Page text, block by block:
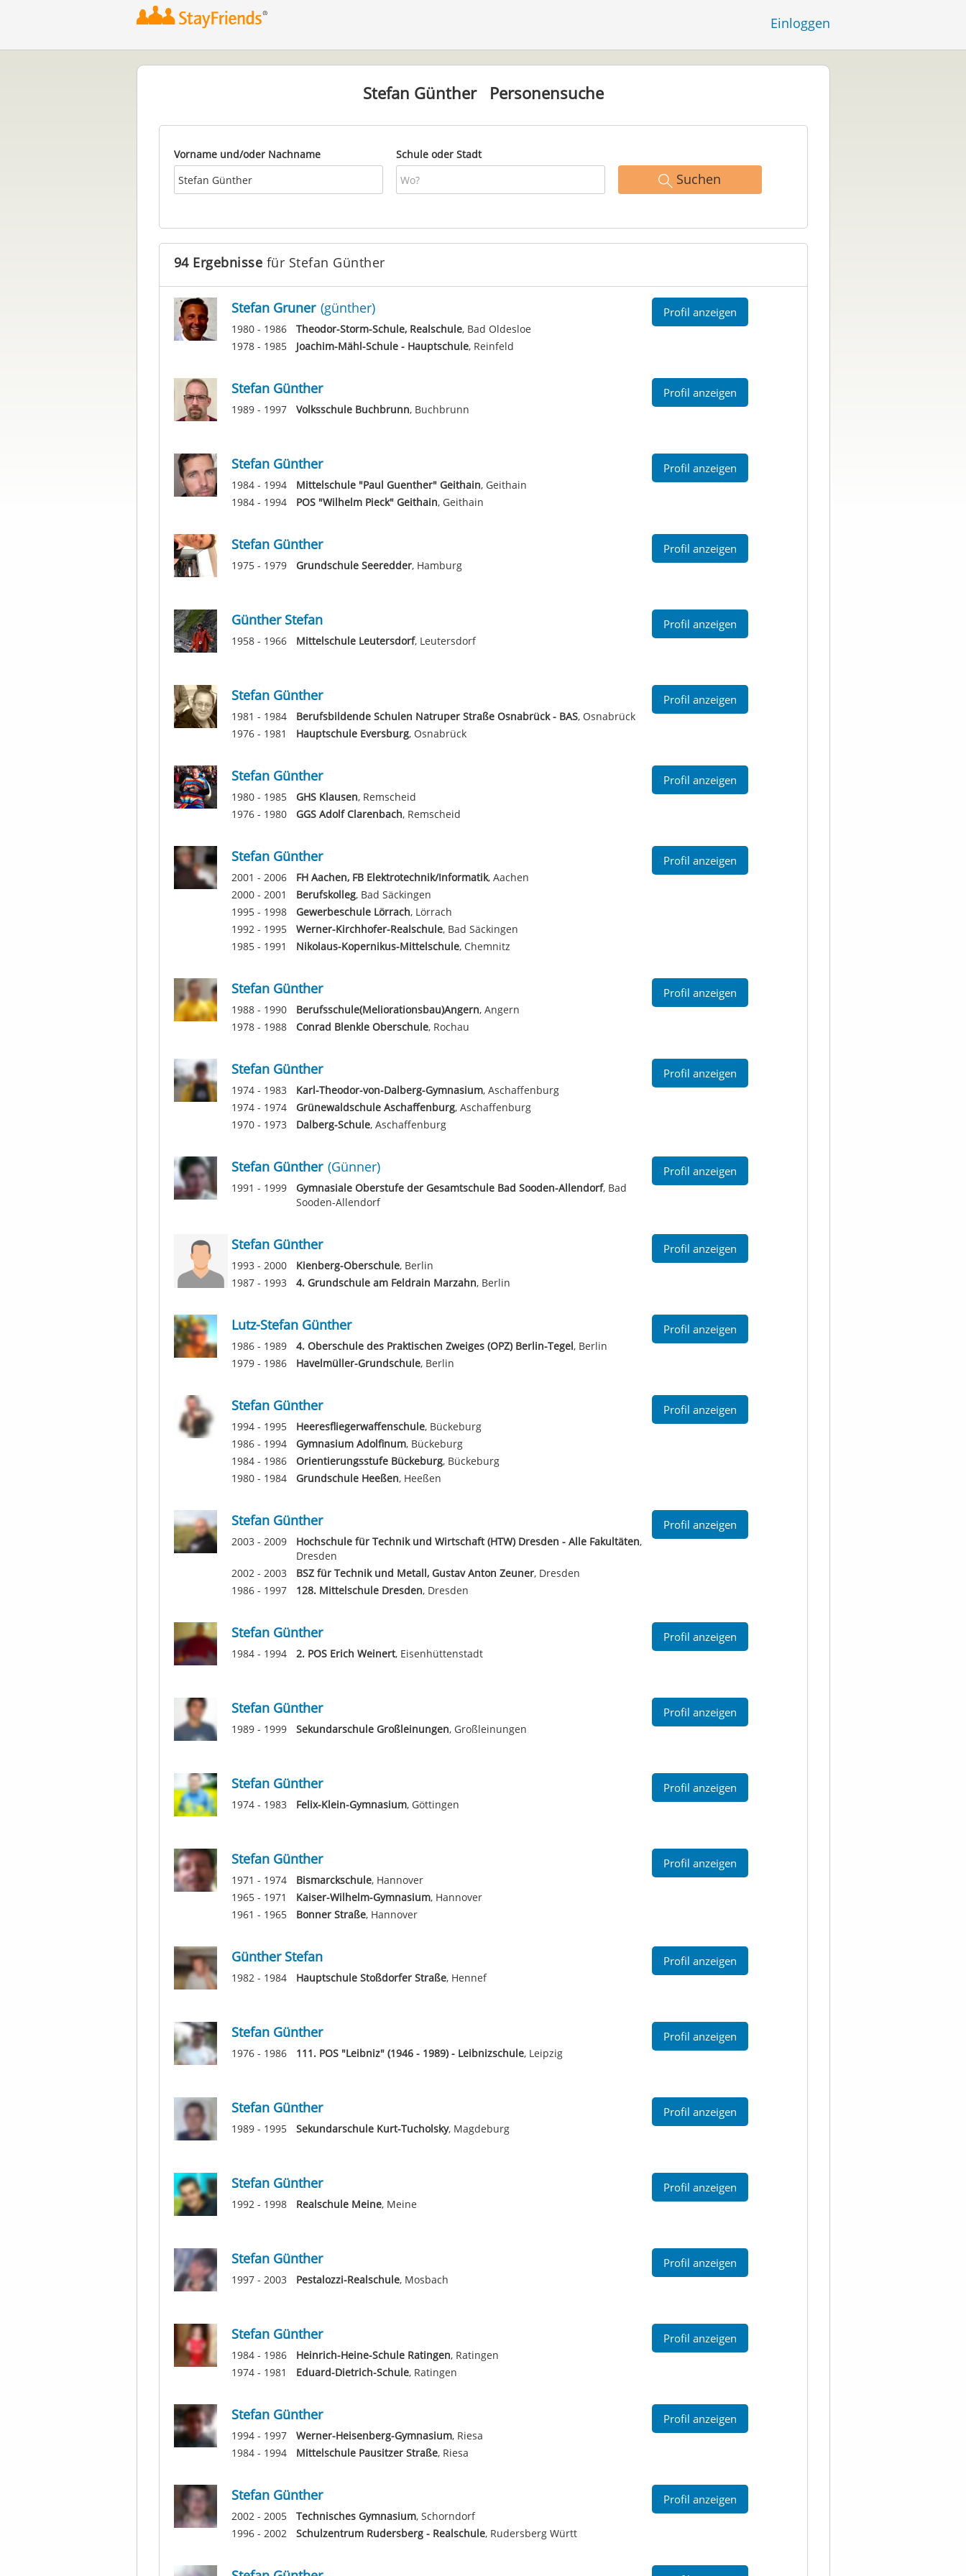
Einloggen
Stefan GüntherPersonensuche
Vorname und/oder Nachname Schule oder Stadt
Suchen
94 Ergebnisse für Stefan Günther
Stefan Gruner (günther)
1980 - 1986 Theodor-Storm-Schule, Realschule, Bad Oldesloe
1978 - 1985
Joachim-Mähl-Schule - Hauptschule, Reinfeld
Profil anzeigen
Stefan Günther
1989 - 1997 Volksschule Buchbrunn, Buchbrunn
Profil anzeigen
Stefan Günther
1984 - 1994 Mittelschule "Paul Guenther" Geithain, Geithain
1984 - 1994
POS "Wilhelm Pieck" Geithain, Geithain
Profil anzeigen
Stefan Günther
1975 - 1979 Grundschule Seeredder, Hamburg
Profil anzeigen
Günther Stefan
1958 - 1966 Mittelschule Leutersdorf, Leutersdorf
Profil anzeigen
Stefan Günther
1981 - 1984 Berufsbildende Schulen Natruper Straße Osnabrück - BAS, Osnabrück
1976 - 1981
Hauptschule Eversburg, Osnabrück
Profil anzeigen
Stefan Günther
1980 - 1985 GHS Klausen, Remscheid
1976 - 1980
GGS Adolf Clarenbach, Remscheid
Profil anzeigen
Stefan Günther
2001 - 2006 FH Aachen, FB Elektrotechnik/Informatik, Aachen
2000 - 2001
Berufskolleg, Bad Säckingen
1995 - 1998
Gewerbeschule Lörrach, Lörrach
1992 - 1995
Werner-Kirchhofer-Realschule, Bad Säckingen
1985 - 1991
Nikolaus-Kopernikus-Mittelschule, Chemnitz
Profil anzeigen
Stefan Günther
1988 - 1990 Berufsschule(Meliorationsbau)Angern, Angern
1978 - 1988
Conrad Blenkle Oberschule, Rochau
Profil anzeigen
Stefan Günther
1974 - 1983 Karl-Theodor-von-Dalberg-Gymnasium, Aschaffenburg
1974 - 1974
Grünewaldschule Aschaffenburg, Aschaffenburg
1970 - 1973
Dalberg-Schule, Aschaffenburg
Profil anzeigen
Stefan Günther (Günner)
1991 - 1999 Gymnasiale Oberstufe der Gesamtschule Bad Sooden-Allendorf, Bad
Sooden-Allendorf
Profil anzeigen
Stefan Günther
1993 - 2000 Kienberg-Oberschule, Berlin
1987 - 1993
4. Grundschule am Feldrain Marzahn, Berlin
Profil anzeigen
Lutz-Stefan Günther
1986 - 1989 4. Oberschule des Praktischen Zweiges (OPZ) Berlin-Tegel, Berlin
1979 - 1986
Havelmüller-Grundschule, Berlin
Profil anzeigen
Stefan Günther
1994 - 1995 Heeresfliegerwaffenschule, Bückeburg
1986 - 1994
Gymnasium Adolfinum, Bückeburg
1984 - 1986
Orientierungsstufe Bückeburg, Bückeburg
1980 - 1984
Grundschule Heeßen, Heeßen
Profil anzeigen
Stefan Günther
2003 - 2009 Hochschule für Technik und Wirtschaft (HTW) Dresden - Alle Fakultäten,
Dresden
2002 - 2003
BSZ für Technik und Metall, Gustav Anton Zeuner, Dresden
1986 - 1997
128. Mittelschule Dresden, Dresden
Profil anzeigen
Stefan Günther
1984 - 1994 2. POS Erich Weinert, Eisenhüttenstadt
Profil anzeigen
Stefan Günther
1989 - 1999 Sekundarschule Großleinungen, Großleinungen
Profil anzeigen
Stefan Günther
1974 - 1983 Felix-Klein-Gymnasium, Göttingen
Profil anzeigen
Stefan Günther
1971 - 1974 Bismarckschule, Hannover
1965 - 1971
Kaiser-Wilhelm-Gymnasium, Hannover
1961 - 1965
Bonner Straße, Hannover
Profil anzeigen
Günther Stefan
1982 - 1984 Hauptschule Stoßdorfer Straße, Hennef
Profil anzeigen
Stefan Günther
1976 - 1986 111. POS "Leibniz" (1946 - 1989) - Leibnizschule, Leipzig
Profil anzeigen
Stefan Günther
1989 - 1995 Sekundarschule Kurt-Tucholsky, Magdeburg
Profil anzeigen
Stefan Günther
1992 - 1998 Realschule Meine, Meine
Profil anzeigen
Stefan Günther
1997 - 2003 Pestalozzi-Realschule, Mosbach
Profil anzeigen
Stefan Günther
1984 - 1986 Heinrich-Heine-Schule Ratingen, Ratingen
1974 - 1981
Eduard-Dietrich-Schule, Ratingen
Profil anzeigen
Stefan Günther
1994 - 1997 Werner-Heisenberg-Gymnasium, Riesa
1984 - 1994
Mittelschule Pausitzer Straße, Riesa
Profil anzeigen
Stefan Günther
2002 - 2005 Technisches Gymnasium, Schorndorf
1996 - 2002
Schulzentrum Rudersberg - Realschule, Rudersberg Württ
Profil anzeigen